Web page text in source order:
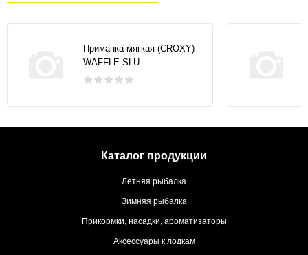
Приманка мягкая (CROXY)
WAFFLE SLU...
Каталог продукции
Летняя рыбалка
Зимняя рыбалка
Прикормки, насадки, ароматизаторы
Аксессуары к лодкам